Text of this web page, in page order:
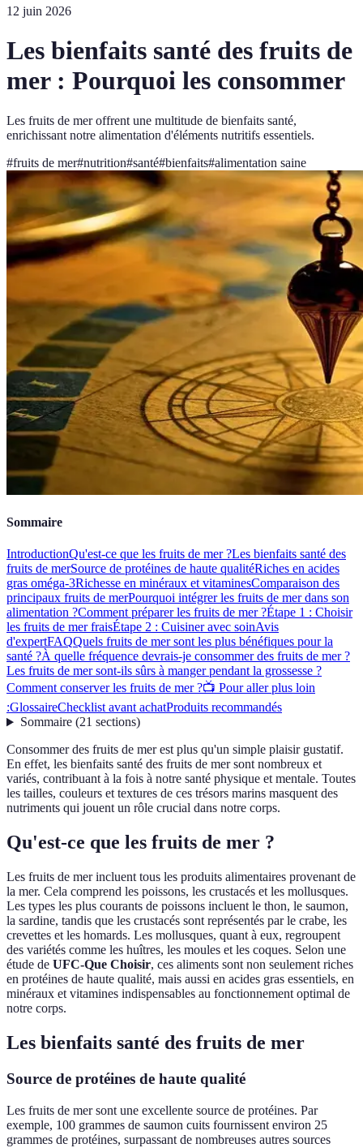
12 juin 2026
Les bienfaits santé des fruits de
mer : Pourquoi les consommer
Les fruits de mer offrent une multitude de bienfaits santé,
enrichissant notre alimentation d'éléments nutritifs essentiels.
#fruits de mer#nutrition#santé#bienfaits#alimentation saine
Sommaire
IntroductionQu'est-ce que les fruits de mer ?Les bienfaits santé des
fruits de merSource de protéines de haute qualitéRiches en acides
gras oméga-3Richesse en minéraux et vitaminesComparaison des
principaux fruits de merPourquoi intégrer les fruits de mer dans son
alimentation ?Comment préparer les fruits de mer ?Étape 1 : Choisir
les fruits de mer fraisÉtape 2 : Cuisiner avec soinAvis
d'expertFAQQuels fruits de mer sont les plus bénéfiques pour la
santé ?À quelle fréquence devrais-je consommer des fruits de mer ?
Les fruits de mer sont-ils sûrs à manger pendant la grossesse ?
Comment conserver les fruits de mer ?📺 Pour aller plus loin
:GlossaireChecklist avant achatProduits recommandés
Sommaire(21 sections)
Consommer des fruits de mer est plus qu'un simple plaisir gustatif.
En effet, les bienfaits santé des fruits de mer sont nombreux et
variés, contribuant à la fois à notre santé physique et mentale. Toutes
les tailles, couleurs et textures de ces trésors marins masquent des
nutriments qui jouent un rôle crucial dans notre corps.
Qu'est-ce que les fruits de mer ?
Les fruits de mer incluent tous les produits alimentaires provenant de
la mer. Cela comprend les poissons, les crustacés et les mollusques.
Les types les plus courants de poissons incluent le thon, le saumon,
la sardine, tandis que les crustacés sont représentés par le crabe, les
crevettes et les homards. Les mollusques, quant à eux, regroupent
des variétés comme les huîtres, les moules et les coques. Selon une
étude de UFC-Que Choisir, ces aliments sont non seulement riches
en protéines de haute qualité, mais aussi en acides gras essentiels, en
minéraux et vitamines indispensables au fonctionnement optimal de
notre corps.
Les bienfaits santé des fruits de mer
Source de protéines de haute qualité
Les fruits de mer sont une excellente source de protéines. Par
exemple, 100 grammes de saumon cuits fournissent environ 25
grammes de protéines, surpassant de nombreuses autres sources